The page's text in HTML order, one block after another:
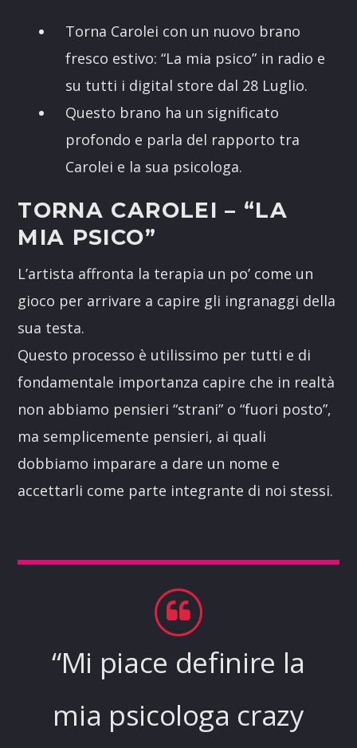
Torna Carolei con un nuovo brano
fresco estivo: “La mia psico” in radio e
su tutti i digital store dal 28 Luglio.
Questo brano ha un significato
profondo e parla del rapporto tra
Carolei e la sua psicologa.
TORNA CAROLEI – “LA
MIA PSICO”
L’artista affronta la terapia un po’ come un
gioco per arrivare a capire gli ingranaggi della
sua testa.
Questo processo è utilissimo per tutti e di
fondamentale importanza capire che in realtà
non abbiamo pensieri “strani” o “fuori posto”,
ma semplicemente pensieri, ai quali
dobbiamo imparare a dare un nome e
accettarli come parte integrante di noi stessi.
“Mi piace definire la
mia psicologa crazy